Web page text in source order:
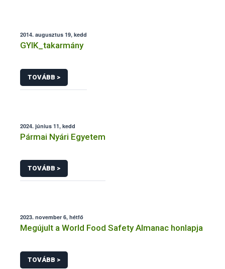
2014. augusztus 19, kedd
GYIK_takarmány
TOVÁBB >
2024. június 11, kedd
Pármai Nyári Egyetem
TOVÁBB >
2023. november 6, hétfő
Megújult a World Food Safety Almanac honlapja
TOVÁBB >